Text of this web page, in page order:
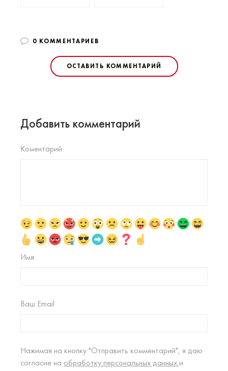
0 КОММЕНТАРИЕВ
ОСТАВИТЬ КОММЕНТАРИЙ
Добавить комментарий
Коментарий
Имя
Ваш Email
Нажимая на кнопку "Отправить комментарий", я даю
согласие на обработку персональных данных и